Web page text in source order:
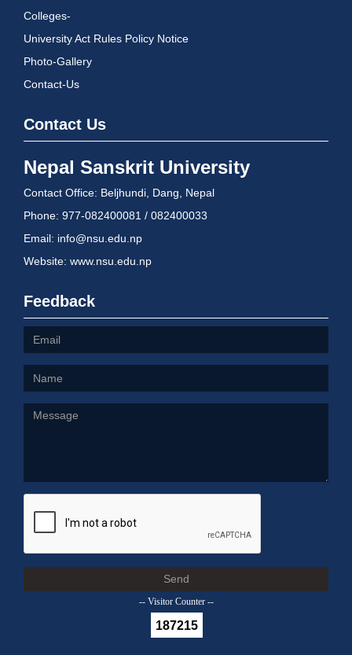
Colleges-
University Act Rules Policy Notice
Photo-Gallery
Contact-Us
Contact Us
Nepal Sanskrit University
Contact Office: Beljhundi, Dang, Nepal
Phone: 977-082400081 / 082400033
Email: info@nsu.edu.np
Website: www.nsu.edu.np
Feedback
Send
-- Visitor Counter --
187215